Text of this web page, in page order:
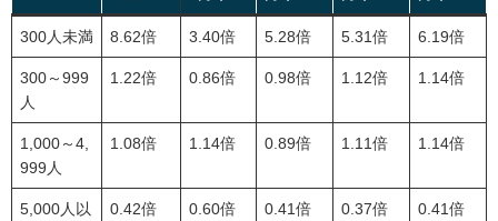
300人未満 8.62倍 3.40倍 5.28倍 5.31倍 6.19倍
300～999
人
1.22倍 0.86倍 0.98倍 1.12倍 1.14倍
1,000～4,
999 人
1.08倍 1.14倍 0.89倍 1.11倍 1.14倍
5,000人以
0.42倍 0.60倍 0.41倍 0.37倍 0.41倍